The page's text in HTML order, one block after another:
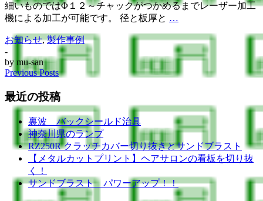
細いものではΦ１２～チャックがつかめるまでレーザー加工
機による加工が可能です。 径と板厚と …
お知らせ,製作事例
-
by mu-san
Previous Posts
最近の投稿
裏波 バックシールド治具
神奈川県のランプ
RZ250R クラッチカバー切り抜きとサンドブラスト
【メタルカットプリント】ヘアサロンの看板を切り抜
く！
サンドブラスト パワーアップ！！